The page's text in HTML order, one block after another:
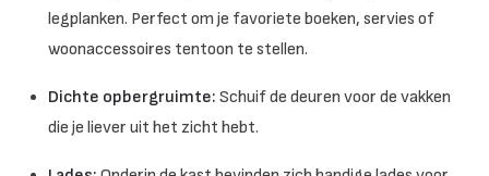
legplanken. Perfect om je favoriete boeken, servies of
woonaccessoires tentoon te stellen.
Dichte opbergruimte: Schuif de deuren voor de vakken
die je liever uit het zicht hebt.